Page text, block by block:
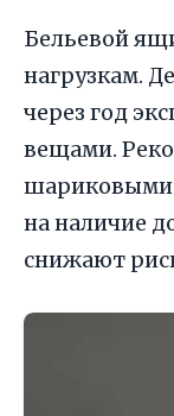
Бельевой
нагрузкам.
через год
вещами.
шариковыми
на наличие
снижают